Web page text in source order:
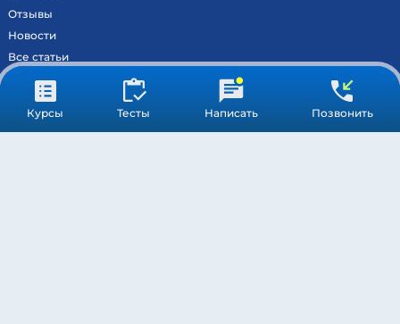
Курсы Тесты Написать Позвонить
Отзывы
Новости
Все статьи
Контакты
Вход на образовательный портал
Сведения